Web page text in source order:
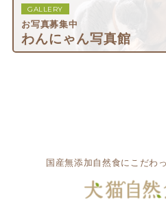
GALLERY
お写真募集中
わんにゃん写真館
国産無添加自然食にこだわ